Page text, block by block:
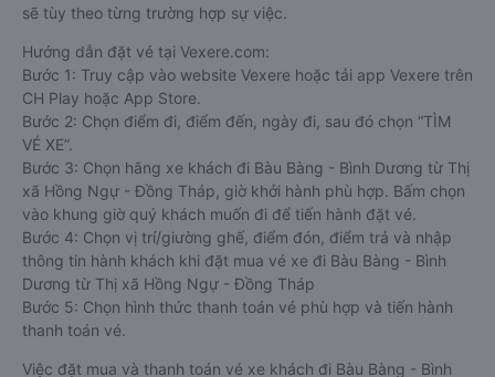
sẽ tùy theo từng trường hợp sự việc.
Hướng dẫn đặt vé tại Vexere.com:
Bước 1: Truy cập vào website Vexere hoặc tải app Vexere trên
CH Play hoặc App Store.
Bước 2: Chọn điểm đi, điểm đến, ngày đi, sau đó chọn “TÌM
VÉ XE”.
Bước 3: Chọn hãng xe khách đi Bàu Bàng - Bình Dương từ Thị
xã Hồng Ngự - Đồng Tháp, giờ khởi hành phù hợp. Bấm chọn
vào khung giờ quý khách muốn đi để tiến hành đặt vé.
Bước 4: Chọn vị trí/giường ghế, điểm đón, điểm trả và nhập
thông tin hành khách khi đặt mua vé xe đi Bàu Bàng - Bình
Dương từ Thị xã Hồng Ngự - Đồng Tháp
Bước 5: Chọn hình thức thanh toán vé phù hợp và tiến hành
thanh toán vé.
Việc đặt mua và thanh toán vé xe khách đi Bàu Bàng - Bình